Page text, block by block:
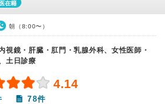
在籍
朝（8:00〜）
視鏡・肝臓・肛門・乳腺外科、女性医師・
土日診療
4.14
78件